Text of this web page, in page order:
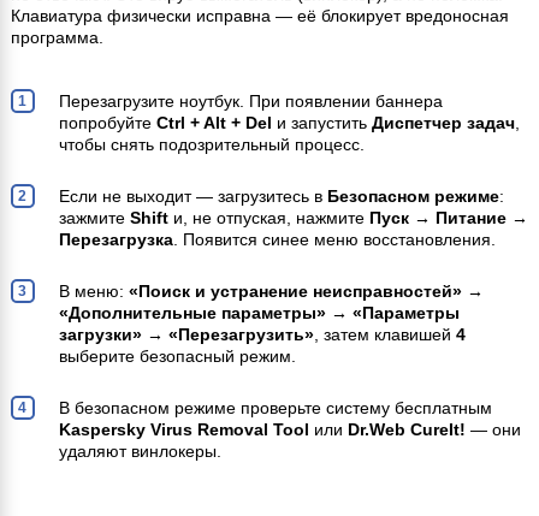
Клавиатура физически исправна — её блокирует вредоносная
программа.
Перезагрузите ноутбук. При появлении баннера
попробуйте Ctrl + Alt + Del и запустить Диспетчер задач,
чтобы снять подозрительный процесс.
Если не выходит — загрузитесь в Безопасном режиме:
зажмите Shiftи, не отпуская, нажмите Пуск → Питание →
Перезагрузка. Появится синее меню восстановления.
В меню: «Поиск и устранение неисправностей» →
«Дополнительные параметры» → «Параметры
загрузки» → «Перезагрузить», затем клавишей 4
выберите безопасный режим.
В безопасном режиме проверьте систему бесплатным
Kaspersky Virus Removal Tool или Dr.Web CureIt! — они
удаляют винлокеры.